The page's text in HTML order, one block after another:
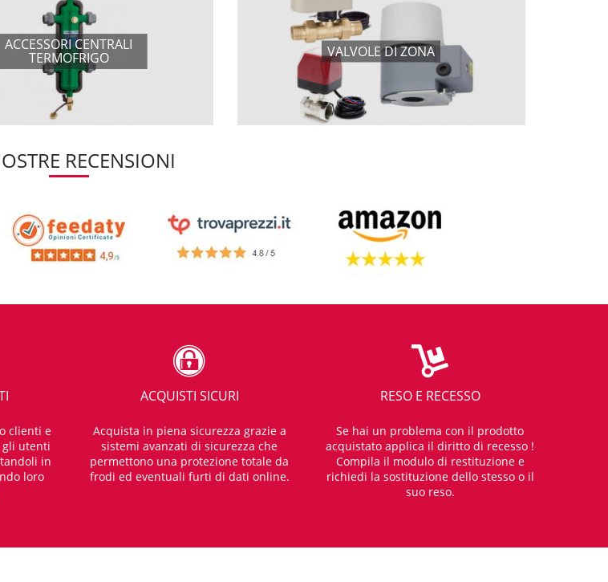
ACCESSORI CENTRALI
TERMOFRIGO VALVOLE DI ZONA
RECENSIONI
clienti e
gli utenti
in
loro
ACQUISTI SICURI
Acquista in piena sicurezza grazie a
sistemi avanzati di sicurezza che
permettono una protezione totale da
frodi ed eventuali furti di dati online.
RESO E RECESSO
Se hai un problema con il prodotto
acquistato applica il diritto di recesso !
Compila il modulo di restituzione e
richiedi la sostituzione dello stesso o il
suo reso.